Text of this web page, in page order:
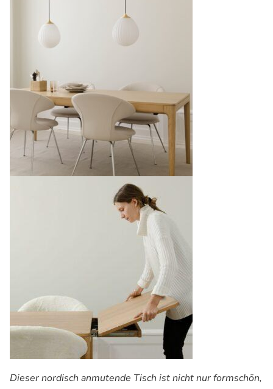
Dieser nordisch anmutende Tisch ist nicht nur formschön,